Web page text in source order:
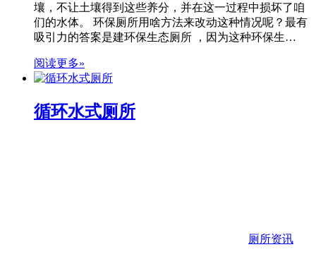
壤，不让土壤得到这些养分，并在这一过程中损坏了咱
们的水体。 环保厕所用啥方法来改动这种情况呢？最有
吸引力的答案是建环保生态厕所 ，因为这种环保生…
阅读更多»
循环水式厕所
厕所资讯